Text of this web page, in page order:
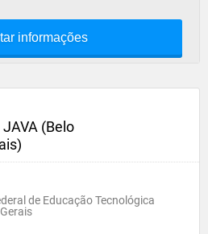
informações
(Belo
de Educação Tecnológica